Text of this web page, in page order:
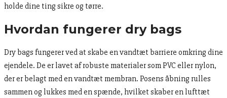
holde dine ting sikre og tørre.
Hvordan fungerer dry bags
Dry bags fungerer ved at skabe en vandtæt barriere omkring dine
ejendele. De er lavet af robuste materialer som PVC eller nylon,
der er belagt med en vandtæt membran. Posens åbning rulles
sammen og lukkes med en spænde, hvilket skaber en lufttæt